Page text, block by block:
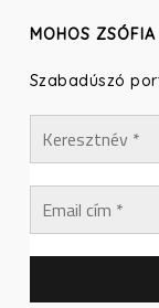
MOHOS ZSÓFIA
Szabadúszó